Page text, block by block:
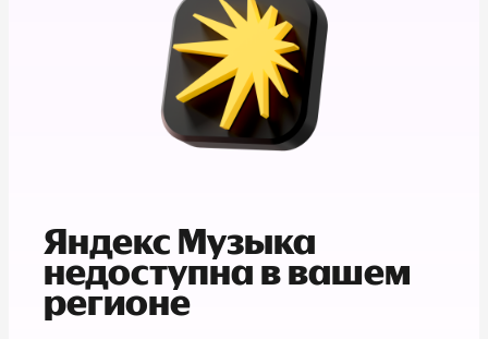
Яндекс Музыка
недоступна в вашем
регионе